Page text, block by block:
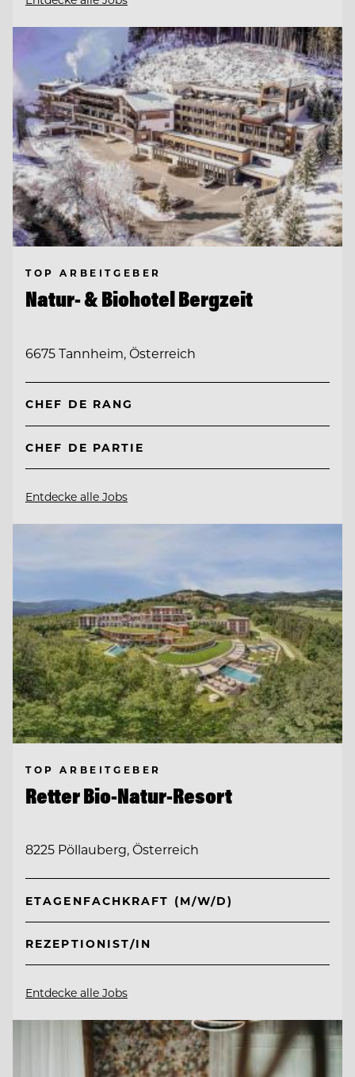
TOP ARBEITGEBER
Natur- & Biohotel Bergzeit
6675 Tannheim, Österreich
CHEF DE RANG
CHEF DE PARTIE
Entdecke alle Jobs
TOP ARBEITGEBER
Retter Bio-Natur-Resort
8225 Pöllauberg, Österreich
ETAGENFACHKRAFT (M/W/D)
REZEPTIONIST/IN
Entdecke alle Jobs